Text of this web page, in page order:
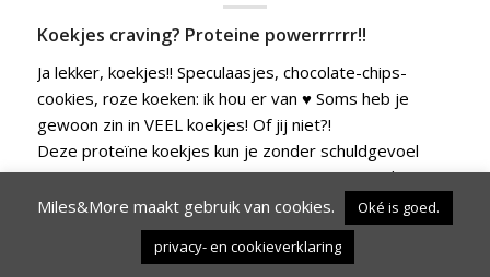
Koekjes craving? Proteine powerrrrrr!!
Ja lekker, koekjes!! Speculaasjes, chocolate-chips-
cookies, roze koeken: ik hou er van ♥ Soms heb je
gewoon zin in VEEL koekjes! Of jij niet?!
Deze proteïne koekjes kun je zonder schuldgevoel
eten, en ze zijn een PERFECTE SNACK voor na het
sporten!!
Apen eten bananen, toch?
Miles&More maakt gebruik van cookies.
Oké is goed.
privacy- en cookieverklaring